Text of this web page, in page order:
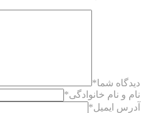
دیدگاه شما*
نام و نام خانوادگی*
آدرس ایمیل*